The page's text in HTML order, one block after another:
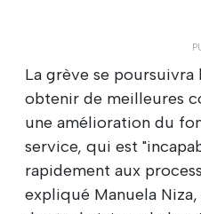
La grève se
obtenir de meilleures
une amélioration du
service, qui est
rapidement aux
expliqué Manuela